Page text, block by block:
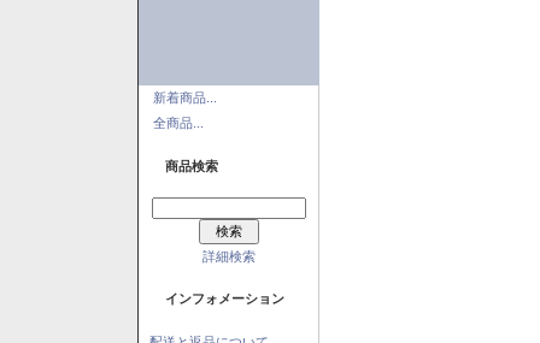
新着商品...
全商品...
商品検索
詳細検索
インフォメーション